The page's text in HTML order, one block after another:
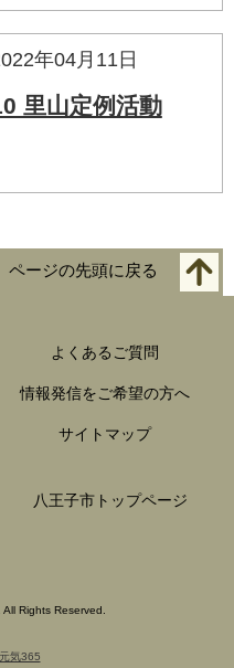
年04月11日
里山定例活動
ページの先頭に戻る
よくあるご質問
情報発信をご希望の方へ
サイトマップ
八王子市トップページ
All Rights Reserved.
元気365